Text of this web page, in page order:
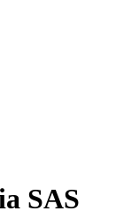
SAS